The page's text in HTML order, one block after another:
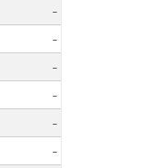
-
-
-
-
-
-